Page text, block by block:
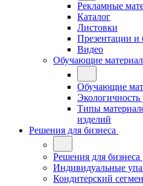
Рекламные
Каталог
Листовки
Презентации и
Видео
Обучающие
Обучающие
Экологичность
Типы
изделий
Решения для бизнеса
Решения для бизнеса
Индивидуальные
Кондитерский